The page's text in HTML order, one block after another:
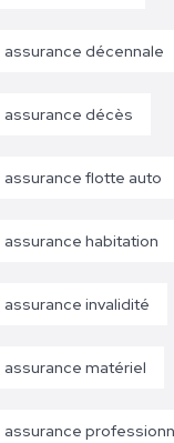
assurance décennale
assurance décès
assurance flotte auto
assurance habitation
assurance invalidité
assurance matériel
assurance